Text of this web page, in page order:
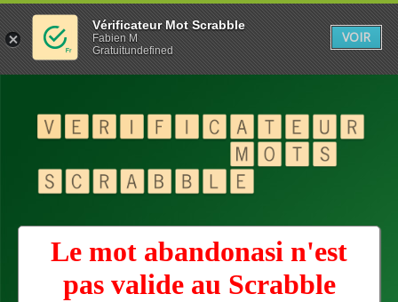
Le mot abandonasi n'est
pas valide au Scrabble
Vérificateur Mot Scrabble
Fabien M
Gratuitundefined
VOIR